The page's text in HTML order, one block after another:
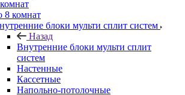
8 комнат
блоки мульти сплит систем
Назад
Внутренние блоки мульти сплит
систем
Настенные
Кассетные
Напольно-потолочные